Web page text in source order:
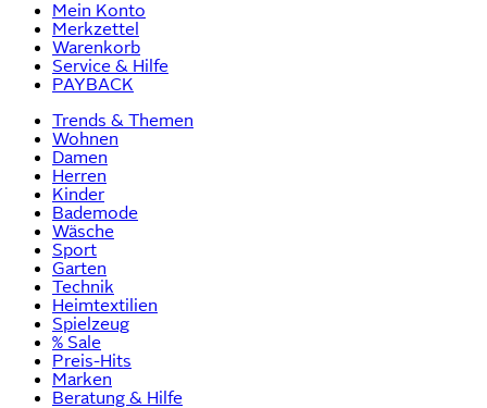
Mein Konto
Merkzettel
Warenkorb
Service & Hilfe
PAYBACK
Trends & Themen
Wohnen
Damen
Herren
Kinder
Bademode
Wäsche
Sport
Garten
Technik
Heimtextilien
Spielzeug
% Sale
Preis-Hits
Marken
Beratung & Hilfe